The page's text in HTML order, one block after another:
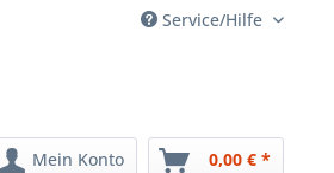
Service/Hilfe
Mein Konto 0,00 € *